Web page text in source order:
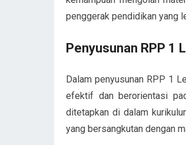
penggerak pendidikan yang
Penyusunan RPP 1
Dalam penyusunan RPP 1
efektif dan berorientasi
ditetapkan di dalam
yang bersangkutan dengan